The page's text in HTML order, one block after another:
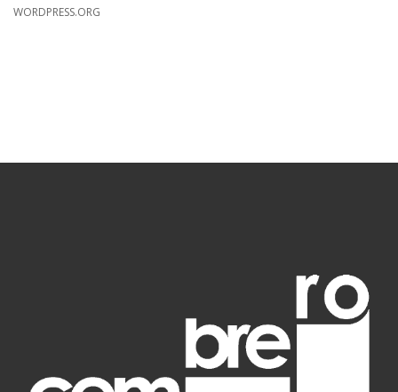
WORDPRESS.ORG